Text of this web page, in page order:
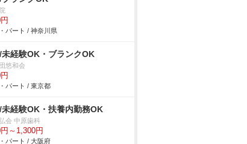
パート / 神奈川県
経験OK・ブランクOK
悠和会
パート / 東京都
経験OK・扶養内勤務OK
会 中原歯科
～1,300円
パート / 大阪府